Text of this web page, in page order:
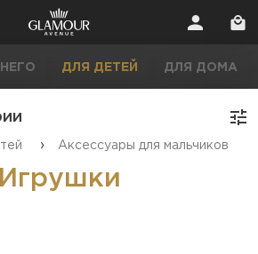
ДЛЯ ДЕТЕЙ ДЛЯ ДОМА
› Аксессуары для мальчиков
Игрушки